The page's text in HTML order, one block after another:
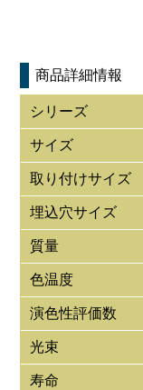
商品詳細情報
シリーズ
サイズ
取り付けサイズ
埋込穴サイズ
質量
色温度
演色性評価数
光束
寿命